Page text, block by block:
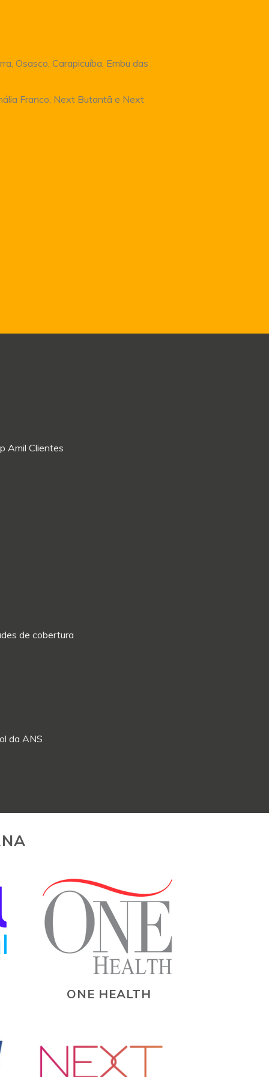
Osasco, Carapicuíba, Embu das
Franco, Next Butantã e Next
Amil Clientes
de cobertura
da ANS
ONE HEALTH